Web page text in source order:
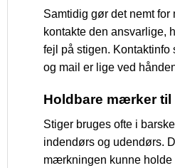
Samtidig gør det nemt for
kontakte den ansvarlige,
fejl på stigen. Kontaktinfo
og mail er lige ved
Holdbare mærker
Stiger bruges ofte i
indendørs og udendørs.
mærkningen kunne holde